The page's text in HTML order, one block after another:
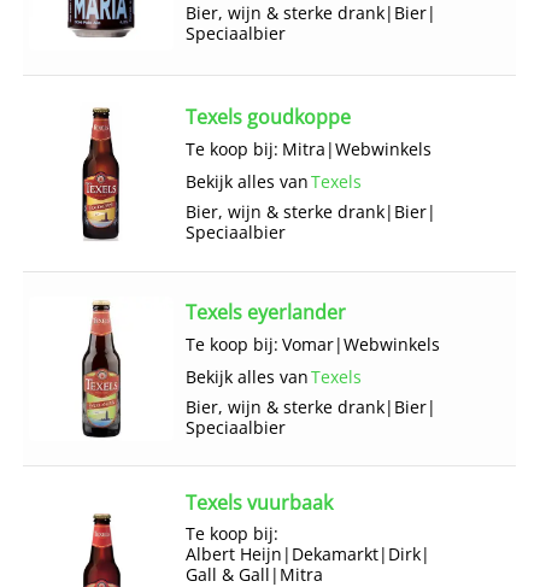
Bier, wijn & sterke drank| Bier|
Speciaalbier
Texels goudkoppe
Te koop bij: Mitra |Webwinkels
Bekijk alles vanTexels
Bier, wijn & sterke drank| Bier|
Speciaalbier
Texels eyerlander
Te koop bij: Vomar|Webwinkels
Bekijk alles vanTexels
Bier, wijn & sterke drank| Bier|
Speciaalbier
Texels vuurbaak
Te koop bij:
Albert Heijn | Dekamarkt| Dirk|
Gall & Gall | Mitra